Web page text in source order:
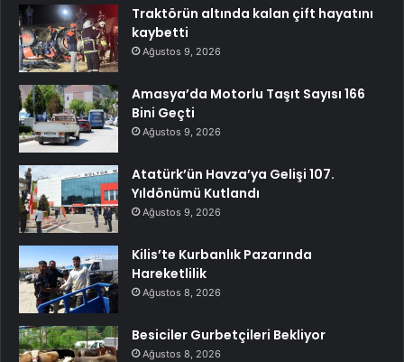
Traktörün altında kalan çift hayatını
kaybetti
Ağustos 9, 2026
Amasya’da Motorlu Taşıt Sayısı 166
Bini Geçti
Ağustos 9, 2026
Atatürk’ün Havza’ya Gelişi 107.
Yıldönümü Kutlandı
Ağustos 9, 2026
Kilis’te Kurbanlık Pazarında
Hareketlilik
Ağustos 8, 2026
Besiciler Gurbetçileri Bekliyor
Ağustos 8, 2026